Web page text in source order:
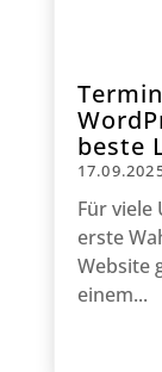
beste
Für viele
erste
Website
einem...